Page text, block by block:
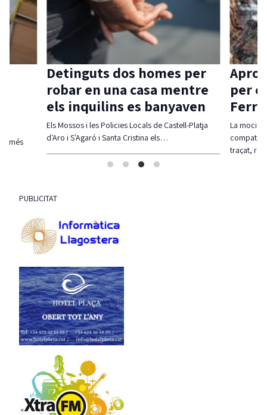
més
Detinguts dos homes per
robar en una casa mentre
els inquilins es banyaven
Els Mossos i les Policies Locals de Castell-Platja
d'Aro i S'Agaró i Santa Cristina els…
per
La moció
traçat,
PUBLICITAT